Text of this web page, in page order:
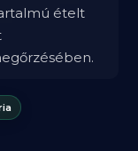
ételt